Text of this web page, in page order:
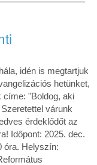
idén is megtartjuk
hetünket,
címe: "Boldog, aki
várunk
érdeklődőt az
Időpont: 2025. dec.
óra. Helyszín: